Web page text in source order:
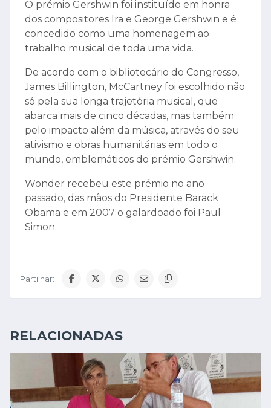
O prémio Gershwin foi instituído em honra
dos compositores Ira e George Gershwin e é
concedido como uma homenagem ao
trabalho musical de toda uma vida.
De acordo com o bibliotecário do Congresso,
James Billington, McCartney foi escolhido não
só pela sua longa trajetória musical, que
abarca mais de cinco décadas, mas também
pelo impacto além da música, através do seu
ativismo e obras humanitárias em todo o
mundo, emblemáticos do prémio Gershwin.
Wonder recebeu este prémio no ano
passado, das mãos do Presidente Barack
Obama e em 2007 o galardoado foi Paul
Simon.
Partilhar:
RELACIONADAS